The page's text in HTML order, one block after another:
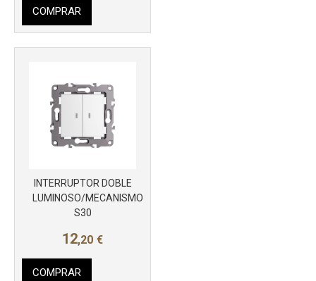
COMPRAR
INTERRUPTOR DOBLE
LUMINOSO/MECANISMO
S30
12,20 €
COMPRAR
Más info